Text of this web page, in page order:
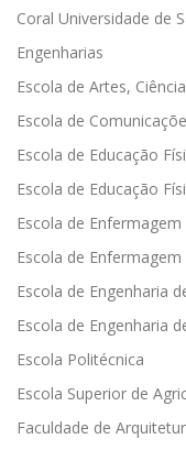
Coral Universidade de
Engenharias
Escola de Artes,
Escola de
Escola de Educação
Escola de Educação
Escola de Enfermagem
Escola de
Escola de Engenharia
Escola de Engenharia
Escola Politécnica
Escola Superior de
Faculdade de